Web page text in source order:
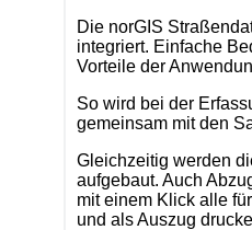
Die norGIS
integriert. Einfache
Vorteile der
So wird bei der
gemeinsam mit den
Gleichzeitig werden
aufgebaut. Auch
mit einem Klick alle
und als Auszug